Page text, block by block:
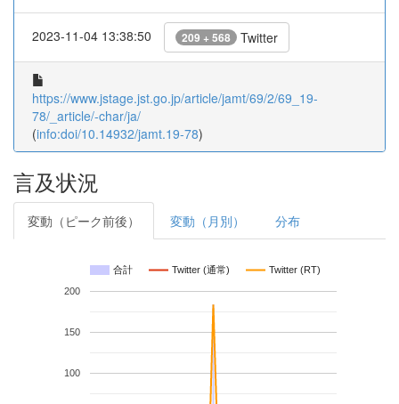
2023-11-04 13:38:50 209 + 568 Twitter
https://www.jstage.jst.go.jp/article/jamt/69/2/69_19-
78/_article/-char/ja/
(info:doi/10.14932/jamt.19-78)
言及状況
変動（ピーク前後） 変動（月別） 分布
合計 Twitter (通常) Twitter (RT)
100
150
200